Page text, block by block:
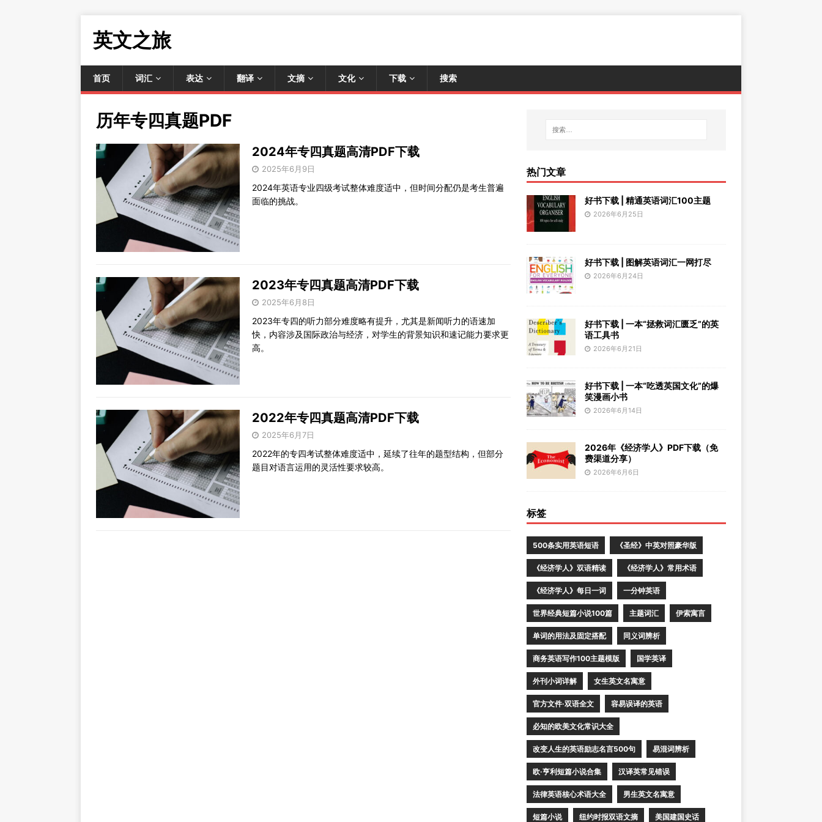
英文之旅
首页 词汇 表达 翻译 文摘 文化 下载 搜索
历年专四真题PDF
2024年专四真题高清PDF下载
2025年6月9日
2024年英语专业四级考试整体难度适中，但时间分配仍是考生普遍
面临的挑战。
2023年专四真题高清PDF下载
2025年6月8日
2023年专四的听力部分难度略有提升，尤其是新闻听力的语速加
快，内容涉及国际政治与经济，对学生的背景知识和速记能力要求更
高。
2022年专四真题高清PDF下载
2025年6月7日
2022年的专四考试整体难度适中，延续了往年的题型结构，但部分
题目对语言运用的灵活性要求较高。
热门文章
好书下载 | 精通英语词汇100主题
2026年6月25日
好书下载 | 图解英语词汇一网打尽
2026年6月24日
好书下载 | 一本“拯救词汇匮乏”的英
语工具书
2026年6月21日
好书下载 | 一本“吃透英国文化”的爆
笑漫画小书
2026年6月14日
2026年《经济学人》PDF下载（免
费渠道分享）
2026年6月6日
标签
500条实用英语短语 《圣经》中英对照豪华版
《经济学人》双语精读 《经济学人》常用术语
《经济学人》每日一词 一分钟英语
世界经典短篇小说100篇 主题词汇 伊索寓言
单词的用法及固定搭配 同义词辨析
商务英语写作100主题模版 国学英译
外刊小词详解 女生英文名寓意
官方文件·双语全文 容易误译的英语
必知的欧美文化常识大全
改变人生的英语励志名言500句 易混词辨析
欧·亨利短篇小说合集 汉译英常见错误
法律英语核心术语大全 男生英文名寓意
短篇小说 纽约时报双语文摘 美国建国史话